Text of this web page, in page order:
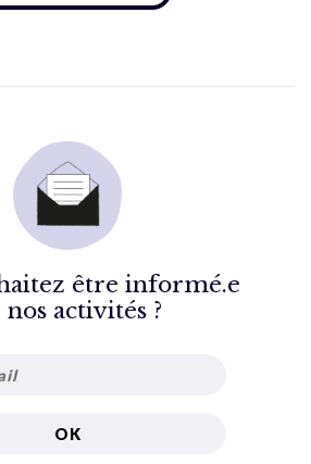
être informé.e
nos activités ?